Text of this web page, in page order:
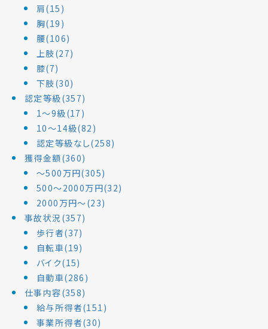
肩(15)
胸(19)
腰(106)
上肢(27)
膝(7)
下肢(30)
認定等級(357)
1～9級(17)
10～14級(82)
認定等級なし(258)
獲得金額(360)
～500万円(305)
500～2000万円(32)
2000万円～(23)
事故状況(357)
歩行者(37)
自転車(19)
バイク(15)
自動車(286)
仕事内容(358)
給与所得者(151)
事業所得者(30)